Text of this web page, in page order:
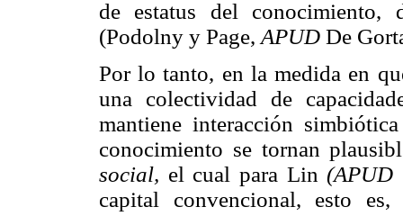
de estatus del conocimiento,
(Podolny y Page, APUD De
Por lo tanto, en la medida en
una colectividad de
mantiene interacción
conocimiento se tornan
social, el cual para Lin(APUD
capital convencional, esto